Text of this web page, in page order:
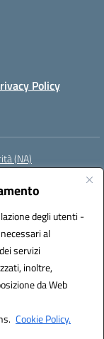
degli utenti -
al
servizi
inoltre,
da Web
Cookie Policy.
Policy
(NA)
istsc_naee21900t
S.r.l.
Italia